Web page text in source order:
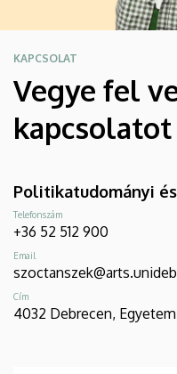
KAPCSOLAT
Vegye fel
kapcsolatot
Politikatudományi
Telefonszám
+36 52 512 900
Email
Cím
4032 Debrecen, Egyetem